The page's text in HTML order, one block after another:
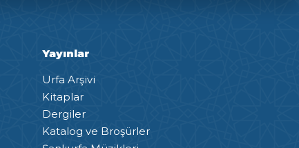
Yayınlar
Urfa Arşivi
Kitaplar
Dergiler
Katalog ve Broşürler